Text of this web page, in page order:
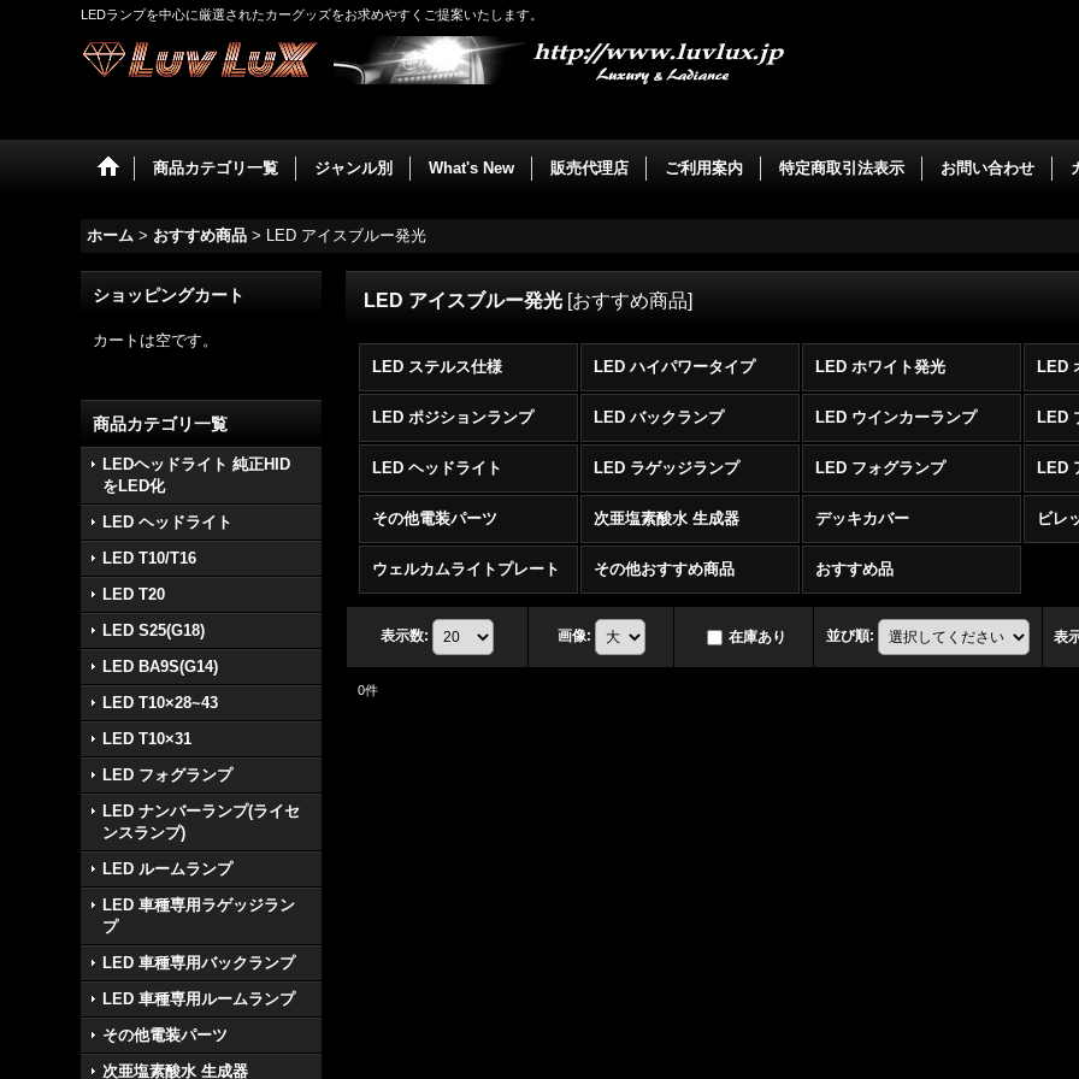
LEDランプを中心に厳選されたカーグッズをお求めやすくご提案いたします。
商品カテゴリ一覧 ジャンル別 What's New 販売代理店 ご利用案内 特定商取引法表示 お問い合わせ
ホーム > おすすめ商品 > LED アイスブルー発光
ショッピングカート
カートは空です。
商品カテゴリ一覧
LEDヘッドライト 純正HID
をLED化
LED ヘッドライト
LED T10/T16
LED T20
LED S25(G18)
LED BA9S(G14)
LED T10×28~43
LED T10×31
LED フォグランプ
LED ナンバーランプ(ライセ
ンスランプ)
LED ルームランプ
LED 車種専用ラゲッジラン
プ
LED 車種専用バックランプ
LED 車種専用ルームランプ
その他電装パーツ
次亜塩素酸水 生成器
LED アイスブルー発光 [おすすめ商品]
LED ステルス仕様 LED ハイパワータイプ LED ホワイト発光 LED
LED ポジションランプ LED バックランプ LED ウインカーランプ LED
LED ヘッドライト LED ラゲッジランプ LED フォグランプ LED
その他電装パーツ 次亜塩素酸水 生成器 デッキカバー ビレ
ウェルカムライトプレート その他おすすめ商品 おすすめ品
表示数: 画像: 在庫あり 並び順: 表
0件